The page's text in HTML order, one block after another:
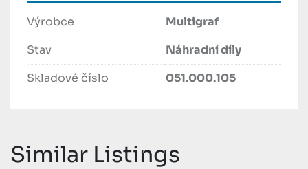
Výrobce
Multigraf
Stav
Náhradní díly
Skladové číslo
051.000.105
Similar Listings